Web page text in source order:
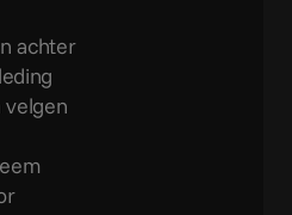
achter
velgen